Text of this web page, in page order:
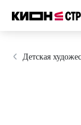
Детская